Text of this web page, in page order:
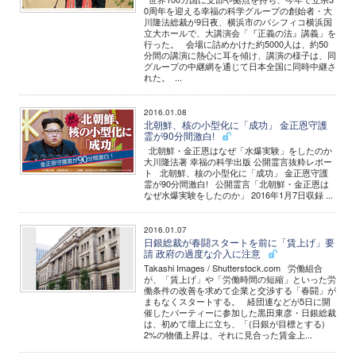
0周年を迎える幸福の科学グループの創始者・大
川隆法総裁が9日夜、横浜市のパシフィコ横浜国
立大ホールで、大講演会「『正義の法』講義」を
行った。 会場に詰めかけた約5000人は、約50
分間の講演に熱心に耳を傾け、講演の様子は、同
グループの中継網を通じて日本全国に同時中継さ
れた。 ...
2016.01.08
北朝鮮、核の小型化に「成功」 金正恩守護
霊が90分間激白!
北朝鮮・金正恩はなぜ「水爆実験」をしたのか
大川隆法著 幸福の科学出版 公開霊言抜粋レポー
ト 北朝鮮、核の小型化に「成功」 金正恩守護
霊が90分間激白! 公開霊言「北朝鮮・金正恩は
なぜ水爆実験をしたのか」 2016年1月7日収録 ...
2016.01.07
日銀総裁が春闘スタートを前に「賃上げ」要
請 政府の過度な介入に注意
Takashi Images / Shutterstock.com 労働組合
が、「賃上げ」や「労働時間の短縮」といった労
働条件の改善を求めて企業と交渉する「春闘」が
まもなくスタートする。 経団連などが5日に開
催したパーティーに参加した黒田東彦・日銀総裁
は、初めて壇上に立ち、「(日銀が目標とする)
2%の物価上昇は、それに見合った賃金上...